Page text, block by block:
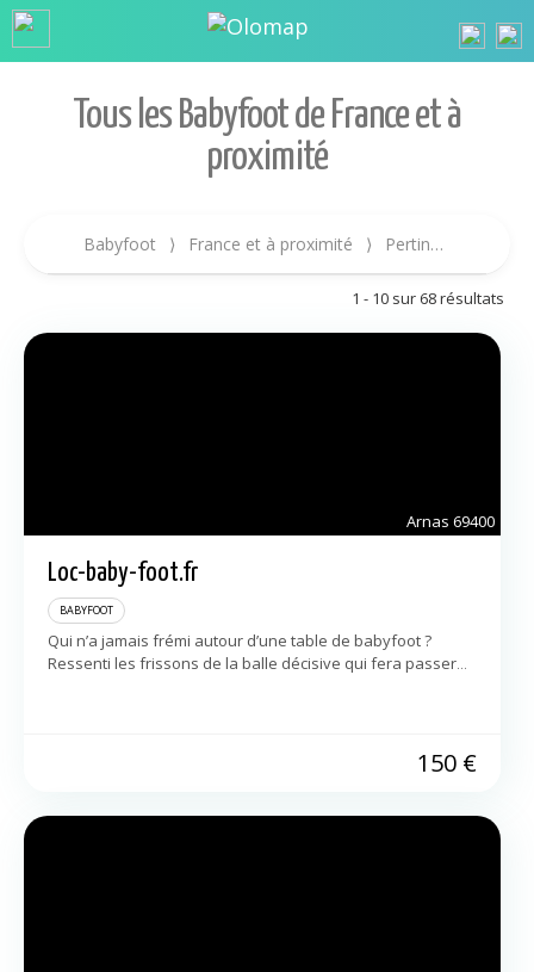
Tous les Babyfoot de France et à
proximité
Babyfoot ⟩ France et à proximité ⟩ Pertinence
1 - 10 sur 68 résultats
Arnas 69400
Loc-baby-foot.fr
BABYFOOT
Qui n’a jamais frémi autour d’une table de babyfoot ?
Ressenti les frissons de la balle décisive qui fera passer
150 €